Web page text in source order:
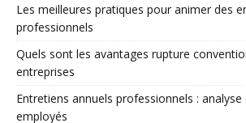
Les meilleures pratiques pour animer des
professionnels
Quels sont les avantages rupture
entreprises
Entretiens annuels professionnels :
employés